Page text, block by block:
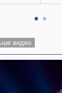
видео